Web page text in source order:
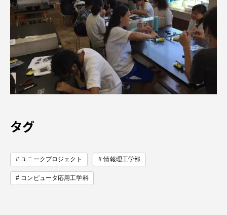
タグ
ユニークプロジェクト 情報理工学部
コンピュータ応用工学科
資料請求 お問い合わせ
在学生・保護者向けポータル（TIPS） 本学教職員向け情報
中文